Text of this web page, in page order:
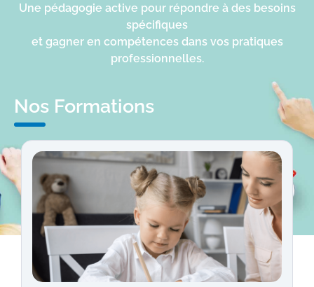
Une pédagogie active pour répondre à des besoins
spécifiques
et gagner en compétences dans vos pratiques
professionnelles.
Nos Formations